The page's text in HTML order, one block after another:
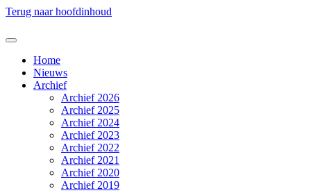
Terug naar hoofdinhoud
Home
Nieuws
Archief
Archief 2026
Archief 2025
Archief 2024
Archief 2023
Archief 2022
Archief 2021
Archief 2020
Archief 2019